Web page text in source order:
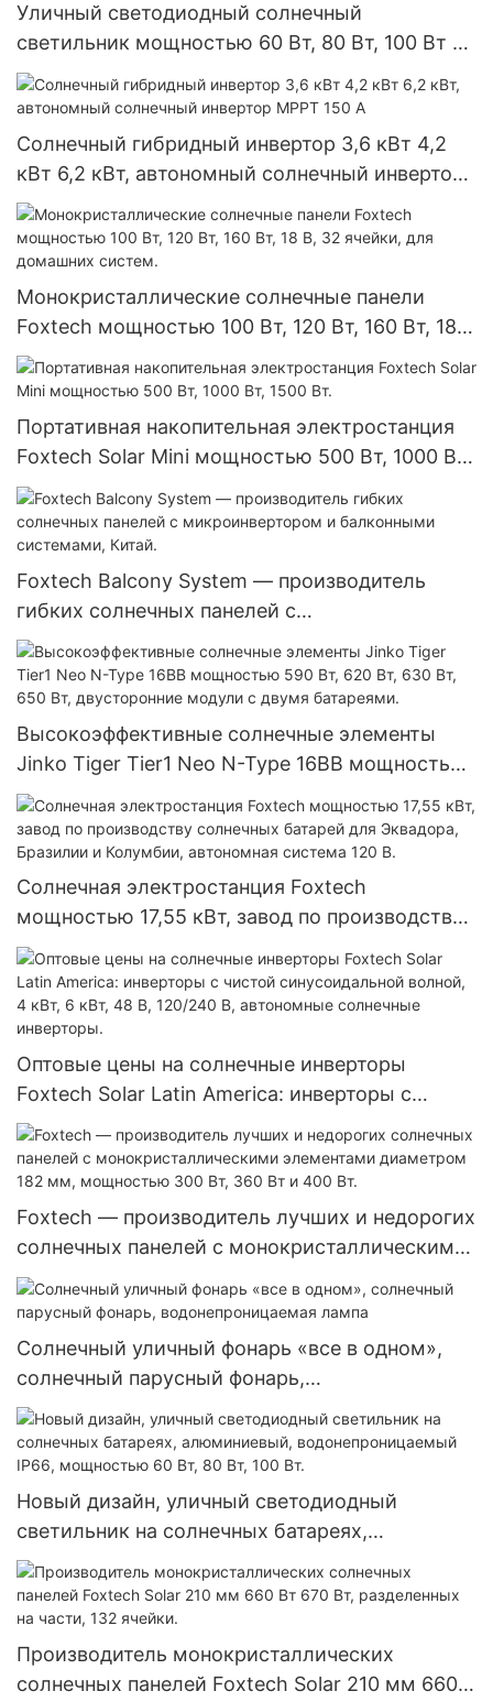
Уличный светодиодный солнечный
светильник мощностью 60 Вт, 80 Вт, 100 Вт с
интегрированным пультом дистанционного
управления, степенью защиты IP65 и
литиевой батареей.
Солнечный гибридный инвертор 3,6 кВт 4,2
кВт 6,2 кВт, автономный солнечный инвертор
MPPT 150 А
Монокристаллические солнечные панели
Foxtech мощностью 100 Вт, 120 Вт, 160 Вт, 18
В, 32 ячейки, для домашних систем.
Портативная накопительная электростанция
Foxtech Solar Mini мощностью 500 Вт, 1000 Вт,
1500 Вт.
Foxtech Balcony System — производитель
гибких солнечных панелей с
микроинвертором и балконными системами,
Китай.
Высокоэффективные солнечные элементы
Jinko Tiger Tier1 Neo N-Type 16BB мощностью
590 Вт, 620 Вт, 630 Вт, 650 Вт, двусторонние
модули с двумя батареями.
Солнечная электростанция Foxtech
мощностью 17,55 кВт, завод по производству
солнечных батарей для Эквадора, Бразилии и
Колумбии, автономная система 120 В.
Оптовые цены на солнечные инверторы
Foxtech Solar Latin America: инверторы с
чистой синусоидальной волной, 4 кВт, 6 кВт,
48 В, 120/240 В, автономные солнечные
инверторы.
Foxtech — производитель лучших и недорогих
солнечных панелей с монокристаллическими
элементами диаметром 182 мм, мощностью
300 Вт, 360 Вт и 400 Вт.
Солнечный уличный фонарь «все в одном»,
солнечный парусный фонарь,
водонепроницаемая лампа
Новый дизайн, уличный светодиодный
светильник на солнечных батареях,
алюминиевый, водонепроницаемый IP66,
мощностью 60 Вт, 80 Вт, 100 Вт.
Производитель монокристаллических
солнечных панелей Foxtech Solar 210 мм 660